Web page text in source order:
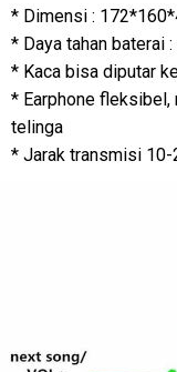
* Dimensi :
* Daya tahan baterai
* Kaca bisa diputar
* Earphone fleksibel,
telinga
* Jarak transmisi 10-